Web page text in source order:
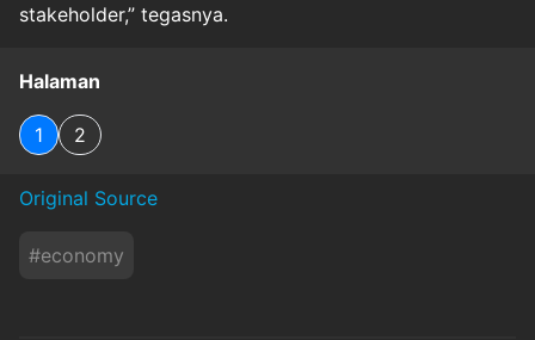
stakeholder,” tegasnya.
Halaman
1 2
Original Source
#economy